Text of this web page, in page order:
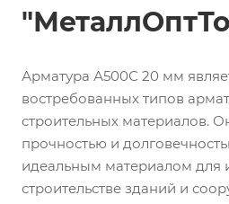
Арматура А500С 20 мм
востребованных типов
строительных материалов.
прочностью и
идеальным материалом для
строительстве зданий и